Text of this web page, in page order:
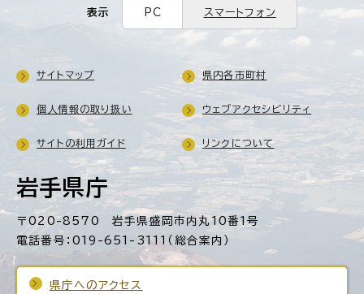
表示 PC スマートフォン
岩手県庁
〒020-8570 岩手県盛岡市内丸10番1号
電話番号：019-651-3111（総合案内）
県庁へのアクセス
サイトマップ 県内各市町村
個人情報の取り扱い ウェブアクセシビリティ
サイトの利用ガイド リンクについて